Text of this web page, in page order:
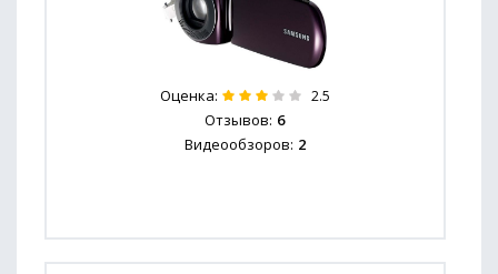
Оценка: 2.5
Отзывов: 6
Видеообзоров: 2